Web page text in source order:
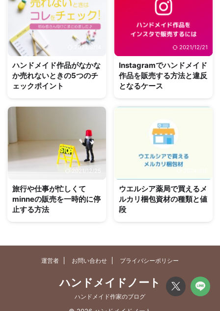
2023/8/14
ハンドメイド作品がなかな
か売れないときの5つのチ
ェックポイント
2021/12/21
Instagramでハンドメイド
作品を販売する方法と違反
となるケース
2021/12/25
旅行や仕事が忙しくて
minneの販売を一時的に停
止する方法
ウエルシア薬局で買えるメ
ルカリ梱包資材の種類と値
段
運営者 お問い合わせ プライバシーポリシー
ハンドメイドノート
ハンドメイド作家のブログ